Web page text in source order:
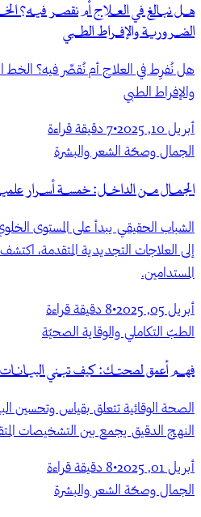
هل نبالغ في العلاج أم نقصر فيه؟
الضرورية والإفراط الطبي
هل نُفرِط في العلاج أم نُقصِّر فيه؟ الخط
والإفراط الطبي
أبريل 10, 2025 •
7 دقيقة قراءة
الجمال وصحّة الشعر والبشرة
الجمال من الداخل: خمسة أسرار
الشباب الحقيقي يبدأ على المستوى
إلى العلاجات التجديدية المتقدمة، اكتشف
المستدامين.
أبريل 05, 2025 •
8 دقيقة قراءة
الطبّ التكاملي والوقاية الصحيّة
فهم أعمق لصحتك: كيف تبني
الصحة الوقائية تتعلق بقياس وتحسين
النهج الدقيق يجمع بين التشخيصات
أبريل 01, 2025 •
8 دقيقة قراءة
الجمال وصحّة الشعر والبشرة